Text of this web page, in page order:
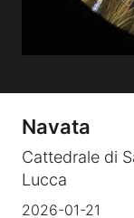
Navata
Cattedrale di
Lucca
2026-01-21